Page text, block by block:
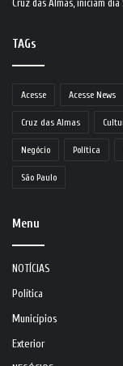
Cruz das Almas, iniciam
TAGs
Acesse Acesse News
Cruz das Almas
Negócio Política
São Paulo
Menu
NOTÍCIAS
Política
Municípios
Exterior